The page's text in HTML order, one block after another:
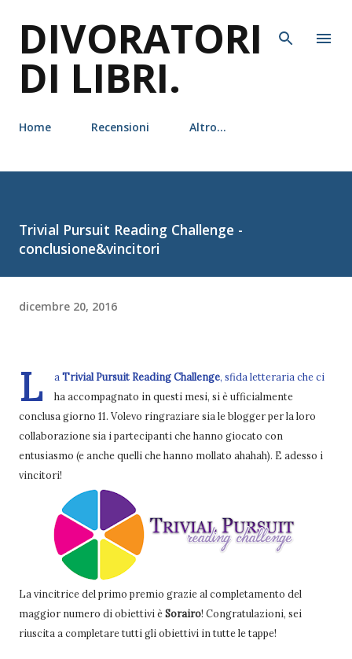
DIVORATORI
DI LIBRI.
Home Recensioni Altro…
Trivial Pursuit Reading Challenge -
conclusione&vincitori
dicembre 20, 2016
L a Trivial Pursuit Reading Challenge, sfida letteraria che ci
ha accompagnato in questi mesi, si è ufficialmente
conclusa giorno 11. Volevo ringraziare sia le blogger per la loro
collaborazione sia i partecipanti che hanno giocato con
entusiasmo (e anche quelli che hanno mollato ahahah). E adesso i
vincitori!
La vincitrice del primo premio grazie al completamento del
maggior numero di obiettivi èSorairo! Congratulazioni, sei
riuscita a completare tutti gli obiettivi in tutte le tappe!